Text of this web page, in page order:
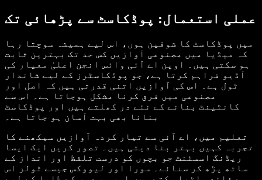
عملی استعمال: پوڈکاسٹ سے پڑھائی تک
میں پوڈکاسٹ کا شوقین ہوں، اس لیے ہمیشہ سوچتا رہا
کہ میڈیا میں مصنوعی آوازیں کس حد تک بہترین ثابت
ہو سکتی ہیں۔ اوپن اے آئی وائس انجن اعلیٰ معیار کی
آڈیو فراہم کرتا ہے، جو پوڈکاسٹرز کے لیے شاندار
ٹول ہے۔ اس کی آوازیں اتنی قدرتی ہیں کہ اصل اور
مصنوعی میں فرق کرنا مشکل ہوجاتا ہے۔ اس سے
کانٹینٹ بنانے کے نئے در کھلتے ہیں اور پوڈکاسٹ
بنانا بھی بہت آسان ہو جاتا ہے۔
تعلیم میں، اے آئی سے تیار کردہ آوازیں سیکھنے کا
تجربہ کہیں بہتر بنا دیتی ہیں۔ تصور کریں ایک ایسا
ریڈنگ اسسٹنٹ جو بچوں کو درست تلفظ اور انداز کے
ساتھ پڑھ کر سنائے۔ سورا اور لیووکس جیسے ٹولز اس